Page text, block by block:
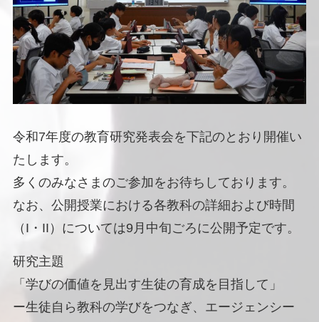
令和7年度の教育研究発表会を下記のとおり開催い
たします。
多くのみなさまのご参加をお待ちしております。
なお、公開授業における各教科の詳細および時間
（I・II）については9月中旬ごろに公開予定です。
研究主題
「学びの価値を見出す生徒の育成を目指して」
ー生徒自ら教科の学びをつなぎ、エージェンシー